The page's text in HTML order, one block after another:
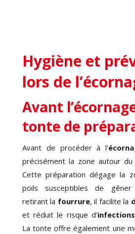
Hygiène et
lors de
Avant
tonte de
Avant de procéder à l’
précisément la zone autour du
Cette préparation dégage la
poils susceptibles de gêner
retirant la fourrure, il facilite la
et réduit le risque d’infections
La tonte offre également une